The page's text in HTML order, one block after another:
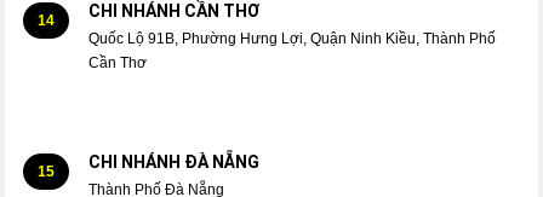
14 CHI NHÁNH CẦN THƠ
Quốc Lộ 91B, Phường Hưng Lợi, Quận Ninh Kiều, Thành Phố
Cần Thơ
15 CHI NHÁNH ĐÀ NẴNG
Thành Phố Đà Nẵng